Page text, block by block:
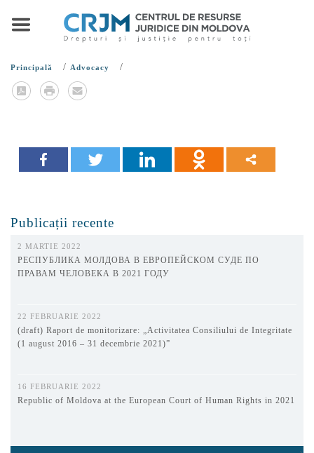
Principală / Advocacy /
Publicații recente
2 MARTIE 2022
РЕСПУБЛИКА МОЛДОВА В ЕВРОПЕЙСКОМ СУДЕ ПО
ПРАВАМ ЧЕЛОВЕКА В 2021 ГОДУ
22 FEBRUARIE 2022
(draft) Raport de monitorizare: „Activitatea Consiliului de Integritate
(1 august 2016 – 31 decembrie 2021)”
16 FEBRUARIE 2022
Republic of Moldova at the European Court of Human Rights in 2021